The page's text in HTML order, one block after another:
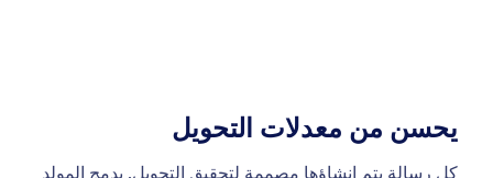
يحسن من معدلات التحويل
كل رسالة يتم إنشاؤها مصممة لتحقيق التحويل. يدمج المولد